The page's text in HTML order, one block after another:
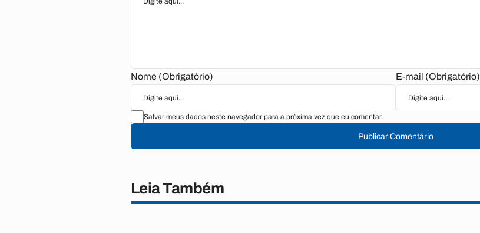
Nome (Obrigatório) E-mail (Obrigatório)
Salvar meus dados neste navegador para a próxima vez que eu comentar.
Publicar Comentário
Leia Também